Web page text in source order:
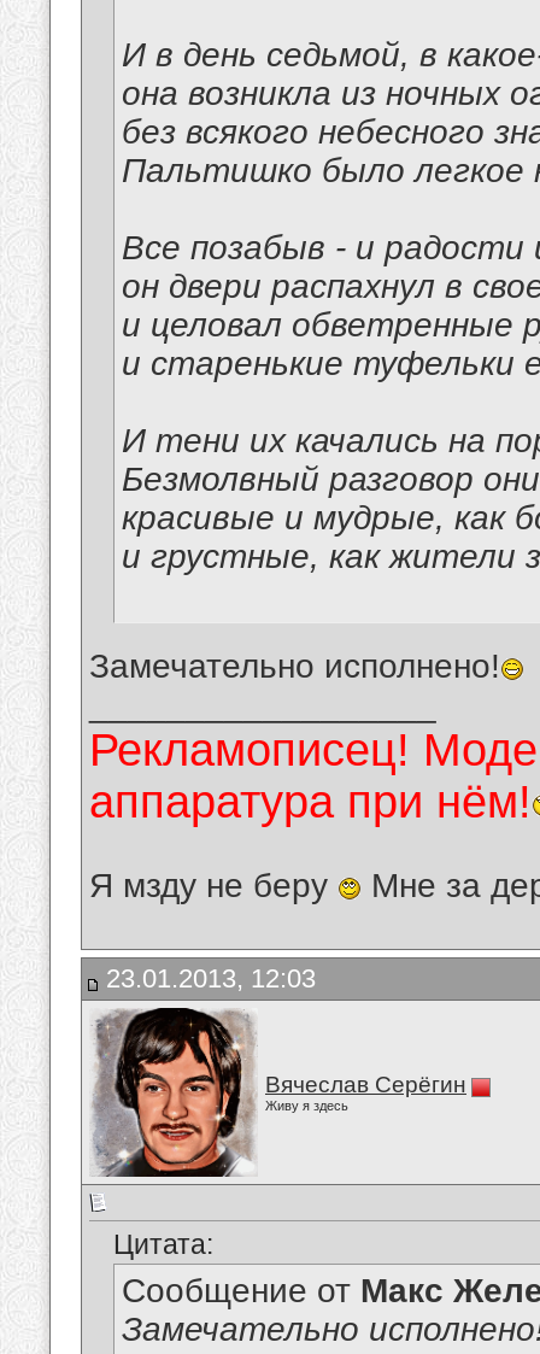
И в день седьмой, в
она возникла из ночных
без всякого небесного
Пальтишко было легкое
Все позабыв - и радости
он двери распахнул в
и целовал обветренные
и старенькие туфельки
И тени их качались на
Безмолвный разговор
красивые и мудрые, как
и грустные, как жители
Замечательно исполнено!
Рекламописец!
аппаратура при нём!
Я мзду не беру Мне за
23.01.2013, 12:03
Вячеслав Серёгин
Живу я здесь
Цитата:
Сообщение от Макс
Замечательно